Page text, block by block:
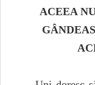
ACEEA